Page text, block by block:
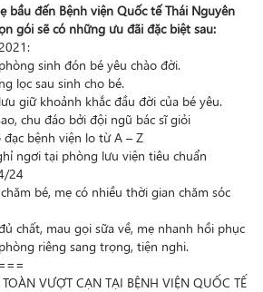
bầu đến Bệnh viện Quốc tế Thái Nguyên
gói sẽ có những ưu đãi đặc biệt sau:
sinh đón bé yêu chào đời.
lọc sau sinh cho bé.
giữ khoảnh khắc đầu đời của bé yêu.
chu đáo bởi đội ngũ bác sĩ giỏi
bệnh viện lo từ A – Z
ngơi tại phòng lưu viện tiêu chuẩn
24
bé, mẹ có nhiều thời gian chăm sóc
chất, mau gọi sữa về, mẹ nhanh hồi phục
riêng sang trọng, tiện nghi.
VƯỢT CẠN TẠI BỆNH VIỆN QUỐC TẾ